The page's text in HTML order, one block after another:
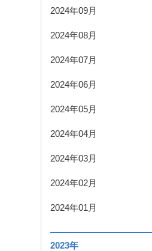
2024年09月
2024年08月
2024年07月
2024年06月
2024年05月
2024年04月
2024年03月
2024年02月
2024年01月
2023年